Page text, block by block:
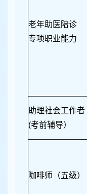
老年助医陪诊
专项职业能力
助理社会工作者
(考前辅导）
咖啡师（五级）